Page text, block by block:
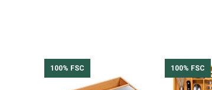
100% FSC 100% FSC